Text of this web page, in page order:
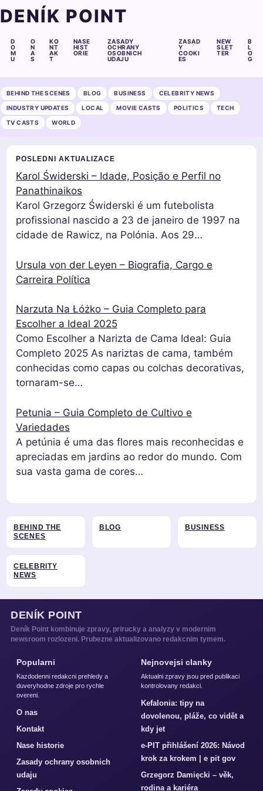
DENÍK POINT
D
O
M
U
O
N
A
S
KO
NT
AK
T
NASE
HIST
ORIE
ZASADY
OCHRANY
OSOBNICH
UDAJU
ZASAD
Y
COOKI
ES
NEW
SLET
TER
B
L
O
G
BEHIND THE SCENES BLOG BUSINESS CELEBRITY NEWS
INDUSTRY UPDATES LOCAL MOVIE CASTS POLITICS TECH
TV CASTS WORLD
POSLEDNI AKTUALIZACE
Karol Świderski – Idade, Posição e Perfil no
Panathinaikos
Karol Grzegorz Świderski é um futebolista
profissional nascido a 23 de janeiro de 1997 na
cidade de Rawicz, na Polónia. Aos 29…
Ursula von der Leyen – Biografia, Cargo e
Carreira Política
Narzuta Na Łóżko – Guia Completo para
Escolher a Ideal 2025
Como Escolher a Narizta de Cama Ideal: Guia
Completo 2025 As nariztas de cama, também
conhecidas como capas ou colchas decorativas,
tornaram-se…
Petunia – Guia Completo de Cultivo e
Variedades
A petúnia é uma das flores mais reconhecidas e
apreciadas em jardins ao redor do mundo. Com
sua vasta gama de cores…
BEHIND THE
SCENES
BLOG BUSINESS
CELEBRITY
NEWS
DENÍK POINT
Deník Point kombinuje zpravy, prirucky a analyzy v modernim
newsroom rozlozeni. Prubezne aktualizovano redakcnim tymem.
Popularni
Kazdodenni redakcni prehledy a
duveryhodne zdroje pro rychle
overeni.
O nas
Kontakt
Nase historie
Zasady ochrany osobnich
udaju
Nejnovejsi clanky
Aktualni zpravy jsou pred publikaci
kontrolovany redakci.
Kefalonia: tipy na
dovolenou, pláže, co vidět a
kdy jet
e-PIT přihlášení 2026: Návod
krok za krokem | e pit gov
Grzegorz Damięcki – věk,
rodina a kariéra